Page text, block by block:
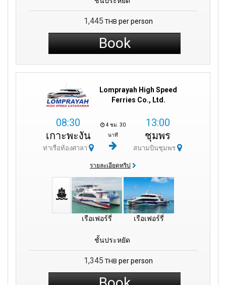
1,445 THB per person
Book
Lomprayah High Speed
Ferries Co., Ltd.
08:30
เกาะพะงัน
ท่าเรือท้องศาลา
4 ชม. 30
นาที
13:00
ชุมพร
สนามบินชุมพร
รายละเอียดทริป
เรือเฟอร์รี่ เรือเฟอร์รี่
ชั้นประหยัด
1,345 THB per person